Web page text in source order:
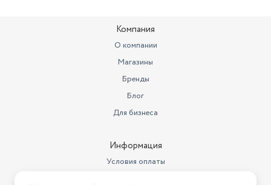
Компания
О компании
Магазины
Бренды
Блог
Для бизнеса
Информация
Условия оплаты